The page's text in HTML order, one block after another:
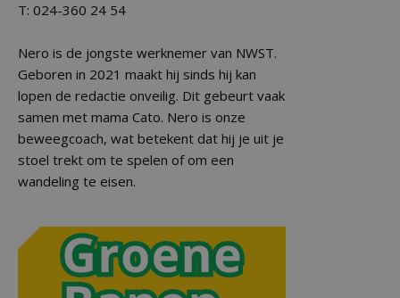
T: 024-360 24 54
Nero is de jongste werknemer van NWST.
Geboren in 2021 maakt hij sinds hij kan
lopen de redactie onveilig. Dit gebeurt vaak
samen met mama Cato. Nero is onze
beweegcoach, wat betekent dat hij je uit je
stoel trekt om te spelen of om een
wandeling te eisen.